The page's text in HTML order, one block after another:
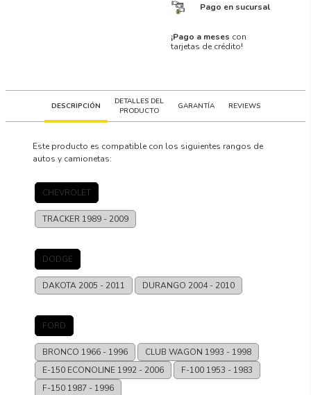
Pago en sucursal
¡Pago a meses con
tarjetas de crédito!
DESCRIPCIÓN
DETALLES DEL
PRODUCTO
GARANTÍA REVIEWS
Este producto es compatible con los siguientes rangos de
autos y camionetas:
CHEVROLET
TRACKER 1989 - 2009
DODGE
DAKOTA 2005 - 2011 DURANGO 2004 - 2010
FORD
BRONCO 1966 - 1996 CLUB WAGON 1993 - 1998
E-150 ECONOLINE 1992 - 2006 F-100 1953 - 1983
F-150 1987 - 1996